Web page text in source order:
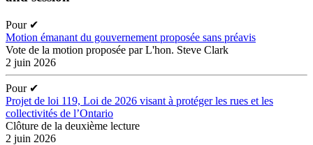
Pour ✔
Motion émanant du gouvernement proposée sans préavis
Vote de la motion proposée par L'hon. Steve Clark
2 juin 2026
Pour ✔
Projet de loi 119, Loi de 2026 visant à protéger les rues et les
collectivités de l’Ontario
Clôture de la deuxième lecture
2 juin 2026